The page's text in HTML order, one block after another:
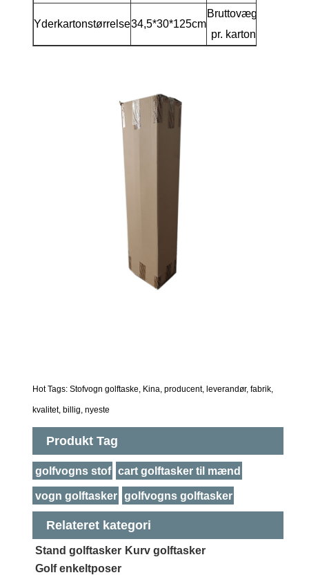
Yderkartonstørrelse34,5*30*125cm
Bruttovægt
pr. karton
Hot Tags: Stofvogn golftaske, Kina, producent, leverandør, fabrik,
kvalitet, billig, nyeste
Produkt Tag
golfvogns stof cart golftasker til mænd
vogn golftasker golfvogns golftasker
Relateret kategori
Stand golftasker Kurv golftasker
Golf enkeltposer